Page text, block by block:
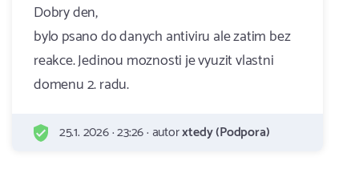
Dobry den,
bylo psano do danych antiviru ale zatim bez
reakce. Jedinou moznosti je vyuzit vlastni
domenu 2. radu.
25.1. 2026 · 23:26 · autorxtedy (Podpora)